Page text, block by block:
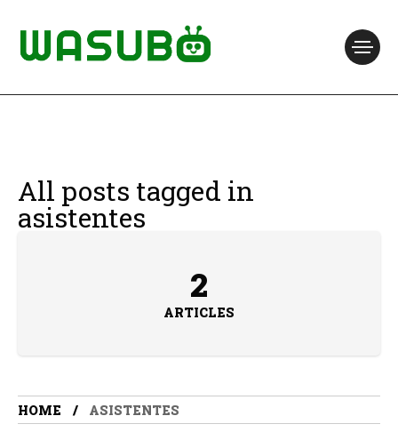
All posts tagged in
asistentes
2
ARTICLES
HOME ASISTENTES